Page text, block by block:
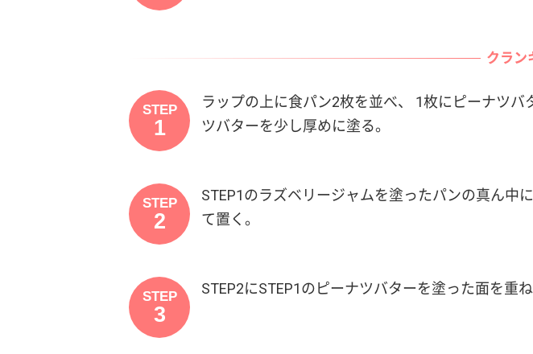
クラン
STEP
1
ラップの上に食パン2枚を並べ、 1枚にピーナツ
ツバターを少し厚めに塗る。
STEP
2
STEP1のラズベリージャムを塗ったパンの真ん中
て置く。
STEP
3
STEP2にSTEP1のピーナツバターを塗った面を重